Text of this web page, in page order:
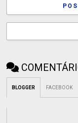
BLOGGER FACEBOOK